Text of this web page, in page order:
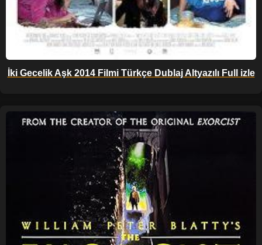
İki Gecelik Aşk 2014 Filmi Türkçe Dublaj Altyazılı Full izle